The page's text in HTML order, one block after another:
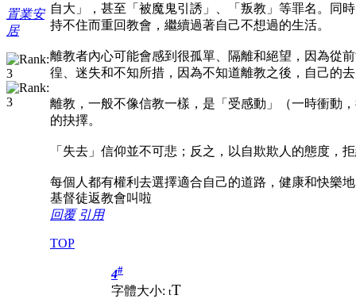
置業安
居
自大」，甚至「被魔鬼引誘」、「叛教」等罪名。同
持不住而重回教會，繼續過著自己不想過的生活。
離教者內心可能會感到很孤單、隔離和絕望，因為從
徨、迷失和不知所措，因為不知道離教之後，自己的
離教，一般不像信教一樣，是「受感動」（一時衝動
的抉擇。
「失去」信仰並不可悲；反之，以自欺欺人的態度，
每個人都有權利去選擇適合自己的道路，健康和快樂
基督徒返教會叫啦
回覆 引用
TOP
4#
字體大小: tT